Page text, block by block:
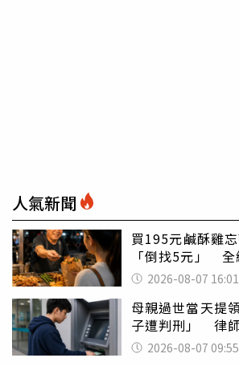
人氣新聞
買195元鹹酥雞
「倒找5元」 全
灣 2026-08-07 16:01
母親過世當天提
子遭判刑」 律
罪 2026-08-07 09:55